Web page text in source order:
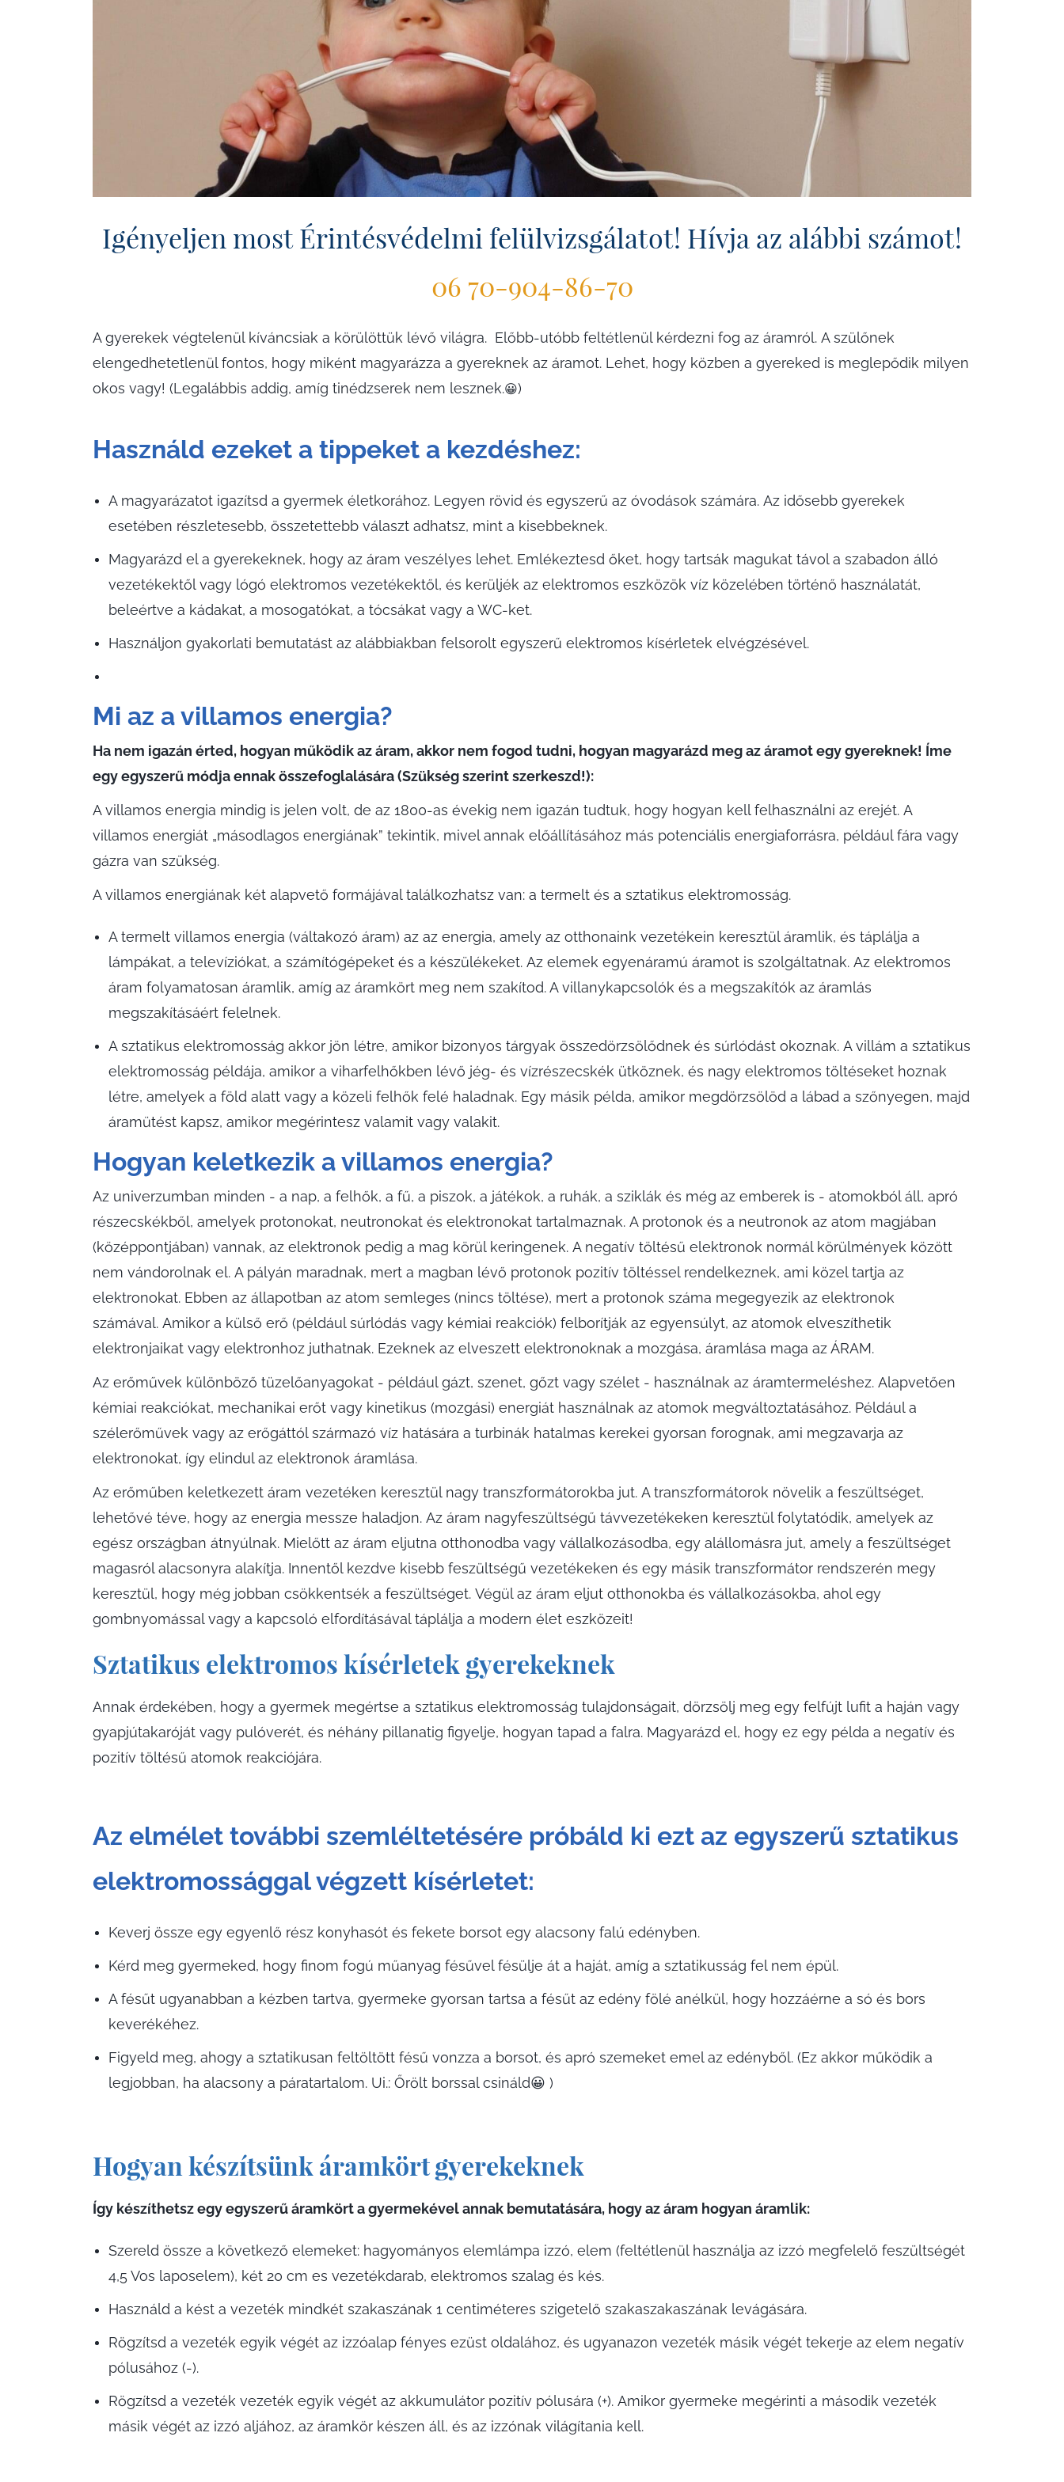
Igényeljen most Érintésvédelmi felülvizsgálatot! Hívja az alábbi számot!
06 70-904-86-70
A gyerekek végtelenül kíváncsiak a körülöttük lévő világra. Előbb-utóbb feltétlenül kérdezni fog az áramról. A szülőnek
elengedhetetlenül fontos, hogy miként magyarázza a gyereknek az áramot. Lehet, hogy közben a gyereked is meglepődik milyen
okos vagy! (Legalábbis addig, amíg tinédzserek nem lesznek.😀)
Használd ezeket a tippeket a kezdéshez:
A magyarázatot igazítsd a gyermek életkorához. Legyen rövid és egyszerű az óvodások számára. Az idősebb gyerekek
esetében részletesebb, összetettebb választ adhatsz, mint a kisebbeknek.
Magyarázd el a gyerekeknek, hogy az áram veszélyes lehet. Emlékeztesd őket, hogy tartsák magukat távol a szabadon álló
vezetékektől vagy lógó elektromos vezetékektől, és kerüljék az elektromos eszközök víz közelében történő használatát,
beleértve a kádakat, a mosogatókat, a tócsákat vagy a WC-ket.
Használjon gyakorlati bemutatást az alábbiakban felsorolt ​​egyszerű elektromos kísérletek elvégzésével.
Mi az a villamos energia?
Ha nem igazán érted, hogyan működik az áram, akkor nem fogod tudni, hogyan magyarázd meg az áramot egy gyereknek! Íme
egy egyszerű módja ennak összefoglalására (Szükség szerint szerkeszd!):
A villamos energia mindig is jelen volt, de az 1800-as évekig nem igazán tudtuk, hogy hogyan kell felhasználni az erejét. A
villamos energiát „másodlagos energiának” tekintik, mivel annak előállításához más potenciális energiaforrásra, például fára vagy
gázra van szükség.
A villamos energiának két alapvető formájával találkozhatsz van: a termelt és a sztatikus elektromosság.
A termelt villamos energia (váltakozó áram) az az energia, amely az otthonaink vezetékein keresztül áramlik, és táplálja a
lámpákat, a televíziókat, a számítógépeket és a készülékeket. Az elemek egyenáramú áramot is szolgáltatnak. Az elektromos
áram folyamatosan áramlik, amíg az áramkört meg nem szakítod. A villanykapcsolók és a megszakítók az áramlás
megszakításáért felelnek.
A sztatikus elektromosság akkor jön létre, amikor bizonyos tárgyak összedörzsölődnek és súrlódást okoznak. A villám a sztatikus
elektromosság példája, amikor a viharfelhőkben lévő jég- és vízrészecskék ütköznek, és nagy elektromos töltéseket hoznak
létre, amelyek a föld alatt vagy a közeli felhők felé haladnak. Egy másik példa, amikor megdörzsölöd a lábad a szőnyegen, majd
áramütést kapsz, amikor megérintesz valamit vagy valakit.
Hogyan keletkezik a villamos energia?
Az univerzumban minden - a nap, a felhők, a fű, a piszok, a játékok, a ruhák, a sziklák és még az emberek is - atomokból áll, apró
részecskékből, amelyek protonokat, neutronokat és elektronokat tartalmaznak. A protonok és a neutronok az atom magjában
(középpontjában) vannak, az elektronok pedig a mag körül keringenek. A negatív töltésű elektronok normál körülmények között
nem vándorolnak el. A pályán maradnak, mert a magban lévő protonok pozitív töltéssel rendelkeznek, ami közel tartja az
elektronokat. Ebben az állapotban az atom semleges (nincs töltése), mert a protonok száma megegyezik az elektronok
számával. Amikor a külső erő (például súrlódás vagy kémiai reakciók) felborítják az egyensúlyt, az atomok elveszíthetik
elektronjaikat vagy elektronhoz juthatnak. Ezeknek az elveszett elektronoknak a mozgása, áramlása maga az ÁRAM.
Az erőművek különböző tüzelőanyagokat - például gázt, szenet, gőzt vagy szélet - használnak az áramtermeléshez. Alapvetően
kémiai reakciókat, mechanikai erőt vagy kinetikus (mozgási) energiát használnak az atomok megváltoztatásához. Például a
szélerőművek vagy az erőgáttól származó víz hatására a turbinák hatalmas kerekei gyorsan forognak, ami megzavarja az
elektronokat, így elindul az elektronok áramlása.
Az erőműben keletkezett áram vezetéken keresztül nagy transzformátorokba jut. A transzformátorok növelik a feszültséget,
lehetővé téve, hogy az energia messze haladjon. Az áram nagyfeszültségű távvezetékeken keresztül folytatódik, amelyek az
egész országban átnyúlnak. Mielőtt az áram eljutna otthonodba vagy vállalkozásodba, egy alállomásra jut, amely a feszültséget
magasról alacsonyra alakítja. Innentől kezdve kisebb feszültségű vezetékeken és egy másik transzformátor rendszerén megy
keresztül, hogy még jobban csökkentsék a feszültséget. Végül az áram eljut otthonokba és vállalkozásokba, ahol egy
gombnyomással vagy a kapcsoló elfordításával táplálja a modern élet eszközeit!
Sztatikus elektromos kísérletek gyerekeknek
Annak érdekében, hogy a gyermek megértse a sztatikus elektromosság tulajdonságait, dörzsölj meg egy felfújt lufit a haján vagy
gyapjútakaróját vagy pulóverét, és néhány pillanatig figyelje, hogyan tapad a falra. Magyarázd el, hogy ez egy példa a negatív és
pozitív töltésű atomok reakciójára.
Az elmélet további szemléltetésére próbáld ki ezt az egyszerű sztatikus
elektromossággal végzett kísérletet:
Keverj össze egy egyenlő rész konyhasót és fekete borsot egy alacsony falú edényben.
Kérd meg gyermeked, hogy finom fogú műanyag fésűvel fésülje át a haját, amíg a sztatikusság fel nem épül.
A fésűt ugyanabban a kézben tartva, gyermeke gyorsan tartsa a fésűt az edény fölé anélkül, hogy hozzáérne a só és bors
keverékéhez.
Figyeld meg, ahogy a sztatikusan feltöltött fésű vonzza a borsot, és apró szemeket emel az edényből. (Ez akkor működik a
legjobban, ha alacsony a páratartalom. Ui.: Őrölt borssal csináld😀 )
Hogyan készítsünk áramkört gyerekeknek
Így készíthetsz egy egyszerű áramkört a gyermekével annak bemutatására, hogy az áram hogyan áramlik:
Szereld össze a következő elemeket: hagyományos elemlámpa izzó, elem (feltétlenül használja az izzó megfelelő feszültségét
4,5 Vos laposelem), két 20 cm es vezetékdarab, elektromos szalag és kés.
Használd a kést a vezeték mindkét szakaszának 1 centiméteres szigetelő szakaszakaszának levágására.
Rögzítsd a vezeték egyik végét az izzóalap fényes ezüst oldalához, és ugyanazon vezeték másik végét tekerje az elem negatív
pólusához (-).
Rögzítsd a vezeték vezeték egyik végét az akkumulátor pozitív pólusára (+). Amikor gyermeke megérinti a második vezeték
másik végét az izzó aljához, az áramkör készen áll, és az izzónak világítania kell.